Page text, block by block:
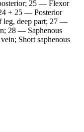
25 — Flexor
+ 25 — Posterior
leg, deep part; 27 —
28 — Saphenous
Short saphenous